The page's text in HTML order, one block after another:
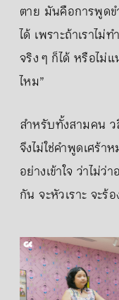
ตาย มันคือการพูดข
ได้ เพราะถ้าเราไม่
จริง ๆ ก็ได้ หรือไม่
ไหม”
สำหรับทั้งสามคน
จึงไม่ใช่คำพูดเศร้
อย่างเข้าใจ ว่าไม่ว่
กัน จะหัวเราะ จะร้